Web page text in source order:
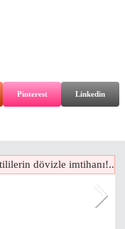
Pinterest Linkedin